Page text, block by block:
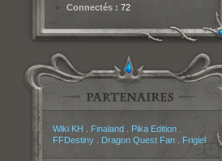
Connectés : 72
Wiki KH Finaland. Pika Edition.
FFDestiny. Dragon Quest Fan. Frigiel